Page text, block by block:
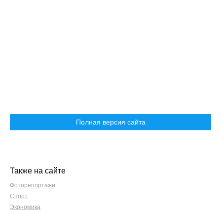
Полная версия сайта
Также на сайте
Фоторепортажи
Спорт
Экономика